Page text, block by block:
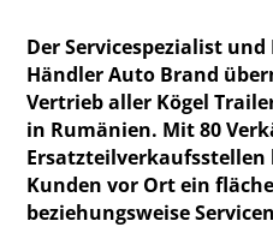
Der Servicespezialist
Händler Auto Brand
Vertrieb aller Kögel
in Rumänien. Mit 80
Kunden vor Ort ein
beziehungsweise